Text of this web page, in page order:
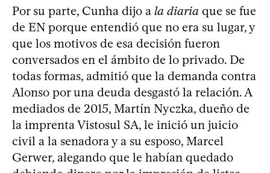
Por su parte, Cunha dijo a la diaria que se fue
de EN porque entendió que no era su lugar, y
que los motivos de esa decisión fueron
conversados en el ámbito de lo privado. De
todas formas, admitió que la demanda contra
Alonso por una deuda desgastó la relación. A
mediados de 2015, Martín Nyczka, dueño de
la imprenta Vistosul SA, le inició un juicio
civil a la senadora y a su esposo, Marcel
Gerwer, alegando que le habían quedado